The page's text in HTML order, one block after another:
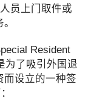
员上门取件或
Resident
为了吸引外国退
而设立的一种签